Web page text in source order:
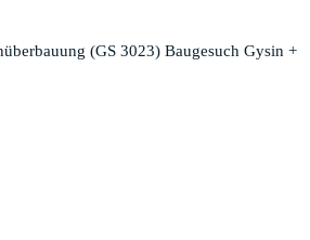
(GS 3023) Baugesuch Gysin +